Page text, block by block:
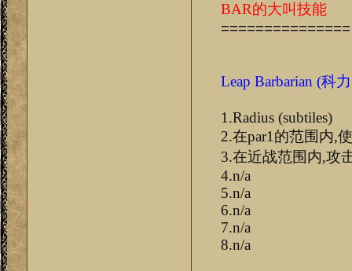
BAR的大叫技能
===============
Leap Barbarian (科
1.Radius (subtiles)
2.在par1的范围内,
3.在近战范围内,攻
4.n/a
5.n/a
6.n/a
7.n/a
8.n/a